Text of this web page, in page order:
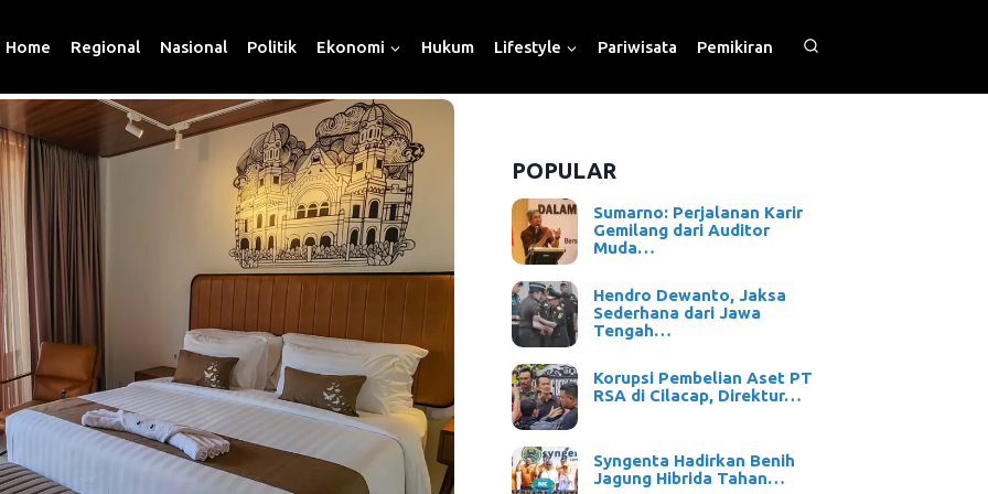
Home Regional Nasional Politik Ekonomi Hukum Lifestyle Pariwisata Pemikiran
POPULAR
Sumarno: Perjalanan Karir
Gemilang dari Auditor
Muda…
Hendro Dewanto, Jaksa
Sederhana dari Jawa
Tengah…
Korupsi Pembelian Aset PT
RSA di Cilacap, Direktur…
Syngenta Hadirkan Benih
Jagung Hibrida Tahan…